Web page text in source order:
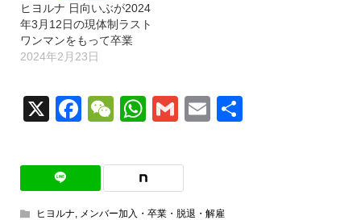
ヒヨルナ 日向いぶが2024
年3月12日の現体制ラスト
ワンマンをもって卒業
2024年2月23日
X Facebook
WeChat
WhatsApp
GmailEmail
ヒヨルナ
メンバー加入・卒業・脱退・解雇